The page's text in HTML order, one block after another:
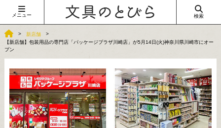
メニュー 検索
新店舗
【新店舗】包装用品の専門店「パッケージプラザ川崎店」が5月14日(火)神奈川県川崎市にオー
プン